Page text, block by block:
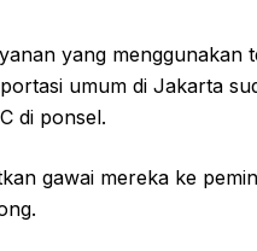
yang menggunakan
umum di Jakarta
di ponsel.
gawai mereka ke